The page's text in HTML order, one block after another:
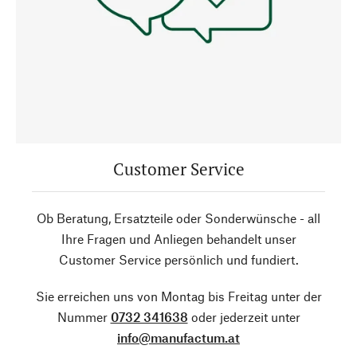
Customer Service
Ob Beratung, Ersatzteile oder Sonderwünsche - all
Ihre Fragen und Anliegen behandelt unser
Customer Service persönlich und fundiert.
Sie erreichen uns von Montag bis Freitag unter der
Nummer 0732 341638 oder jederzeit unter
info@manufactum.at